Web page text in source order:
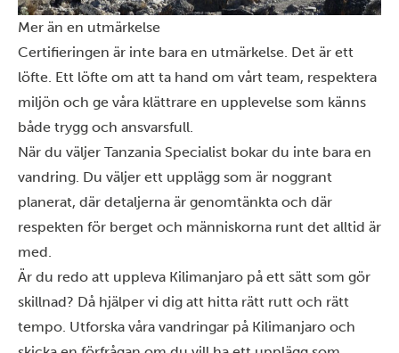
Mer än en utmärkelse
Certifieringen är inte bara en utmärkelse. Det är ett
löfte. Ett löfte om att ta hand om vårt team, respektera
miljön och ge våra klättrare en upplevelse som känns
både trygg och ansvarsfull.
När du väljer Tanzania Specialist bokar du inte bara en
vandring. Du väljer ett upplägg som är noggrant
planerat, där detaljerna är genomtänkta och där
respekten för berget och människorna runt det alltid är
med.
Är du redo att uppleva Kilimanjaro på ett sätt som gör
skillnad? Då hjälper vi dig att hitta rätt rutt och rätt
tempo. Utforska våra vandringar på Kilimanjaro och